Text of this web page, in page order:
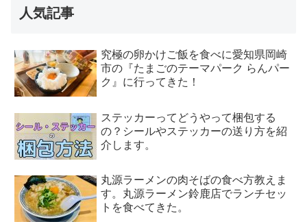
人気記事
究極の卵かけご飯を食べに愛知県岡崎
市の『たまごのテーマパーク らんパー
ク』に行ってきた！
ステッカーってどうやって梱包する
の？シールやステッカーの送り方を紹
介します。
丸源ラーメンの肉そばの食べ方教えま
す。丸源ラーメン鈴鹿店でランチセッ
トを食べてきた。